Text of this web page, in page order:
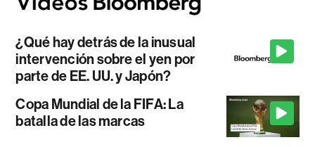
¿Qué hay detrás de la inusual
intervención sobre el yen por
parte de EE. UU. y Japón?
Copa Mundial de la FIFA: La
batalla de las marcas